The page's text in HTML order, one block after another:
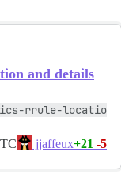
and details
ics-rrule-locatio
jjaffeux+21 -5